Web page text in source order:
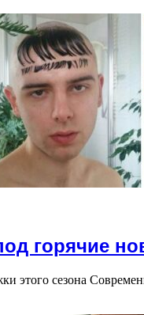
горячие
этого сезона